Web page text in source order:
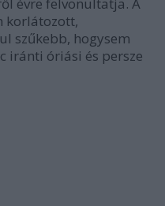
korlátozott,
szűkebb, hogysem
iránti óriási és persze